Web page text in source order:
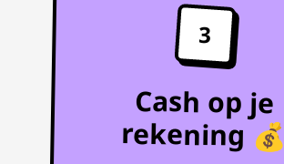
3
Cash op je
rekening 💰